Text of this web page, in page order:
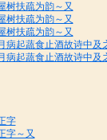
树扶疏为韵～又
树扶疏为韵～又
树扶疏为韵～又
病起蔬食止酒故诗中及
病起蔬食止酒故诗中及
字
字～又